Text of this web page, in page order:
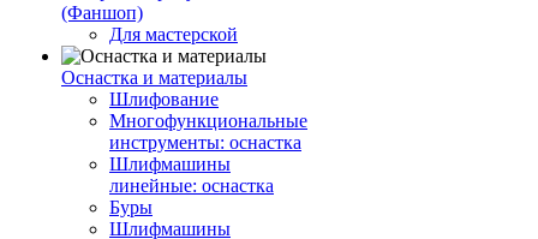
(Фаншоп)
Для мастерской
Оснастка и материалы
Шлифование
Многофункциональные
инструменты: оснастка
Шлифмашины
линейные: оснастка
Буры
Шлифмашины